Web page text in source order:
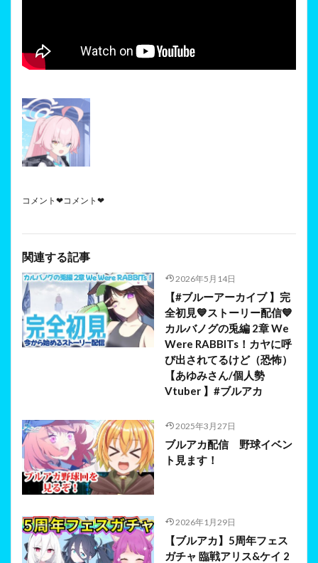
コメント❤コメント❤
関連する記事
2026年5月14日
【#ブルーアーカイブ 】完
全初見💙ストーリー配信💙
カルバノグの兎編 2章 We
Were RABBITs！カヤに呼
び出されてるけど（恐怖）
【あゆみさん/個人勢
Vtuber 】#ブルアカ
2025年3月27日
ブルアカ配信 野球イベン
ト見ます！
2026年1月29日
【ブルアカ】5周年フェス
ガチャ 臨戦アリス&ケイ 2